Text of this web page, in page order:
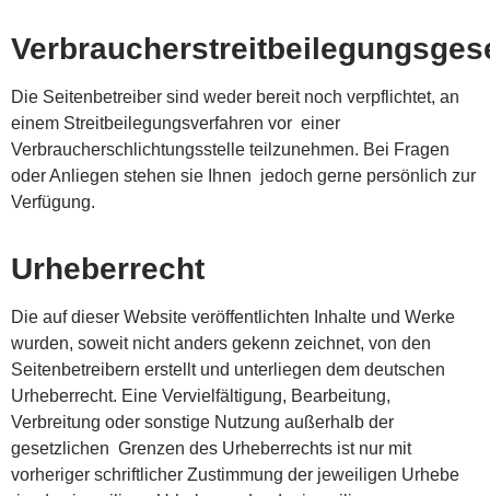
Die Seitenbetreiber sind weder bereit noch verpflichtet, an
einem Streitbeilegungsverfahren vor einer
Verbraucherschlichtungsstelle teilzunehmen. Bei Fragen
oder Anliegen stehen sie Ihnen jedoch gerne persönlich zur
Verfügung.
Urheberrecht
Die auf dieser Website veröffentlichten Inhalte und Werke
wurden, soweit nicht anders gekenn zeichnet, von den
Seitenbetreibern erstellt und unterliegen dem deutschen
Urheberrecht. Eine Vervielfältigung, Bearbeitung,
Verbreitung oder sonstige Nutzung außerhalb der
gesetzlichen Grenzen des Urheberrechts ist nur mit
vorheriger schriftlicher Zustimmung der jeweiligen Urhebe